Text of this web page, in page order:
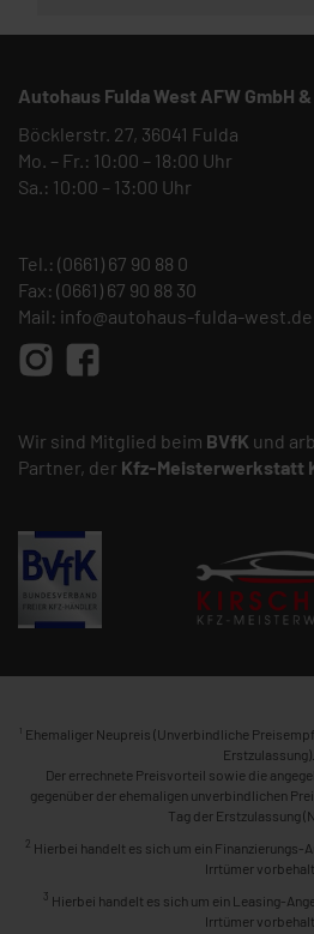
Autohaus Fulda West AFW GmbH &
Böcklerstr. 27, 36041 Fulda
Mo. – Fr.: 10:00 – 18:00 Uhr
Sa.: 10:00 – 13:00 Uhr
Tel.: (0661) 67 90 88 0
Fax: (0661) 67 90 88 30
Mail: info@autohaus-fulda-west.de
Wir sind Mitglied beim BVfK und
Partner, der Kfz-Meisterwerkstatt
1 Ehemaliger Neupreis (Unverbindliche
Erstzulassung).
Der errechnete Preisvorteil sowie die
gegenüber der ehemaligen unverbindlichen
Tag der Erstzulassung
2 Hierbei handelt es sich um ein Finanzierungs-
Irrtümer
3 Hierbei handelt es sich um ein Leasing-
Irrtümer